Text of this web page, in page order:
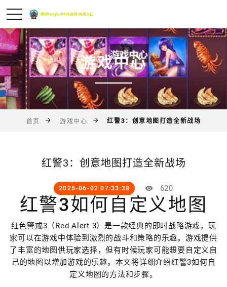
游戏中心
首页 游戏中心 红警3：创意地图打造全新战场
红警3：创意地图打造全新战场
2025-06-02 07:33:38 620
红警3如何自定义地图
红色警戒3（Red Alert 3）是一款经典的即时战略游戏，玩
家可以在游戏中体验到激烈的战斗和策略的乐趣。游戏提供
了丰富的地图供玩家选择，但有时候玩家可能想要自定义自
己的地图以增加游戏的乐趣。本文将详细介绍红警3如何自
定义地图的方法和步骤。